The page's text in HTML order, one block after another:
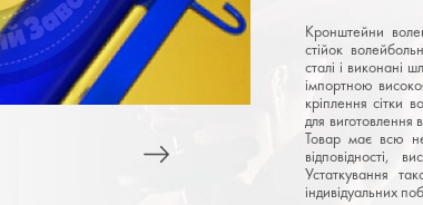
Кронштейни
стійок
сталі і виконані
імпортною
кріплення сітки
для виготовлення
Товар має всю
відповідності,
Устаткування
індивідуальних